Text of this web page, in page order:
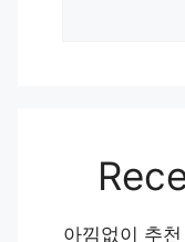
아낌없이 추